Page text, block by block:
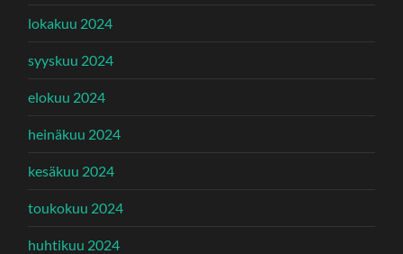
lokakuu 2024
syyskuu 2024
elokuu 2024
heinäkuu 2024
kesäkuu 2024
toukokuu 2024
huhtikuu 2024